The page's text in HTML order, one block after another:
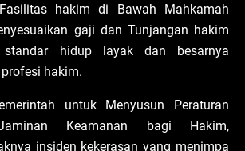
hakim di Bawah Mahkamah
gaji dan Tunjangan hakim
hidup layak dan besarnya
hakim.
untuk Menyusun Peraturan
Keamanan bagi Hakim,
insiden kekerasan yang menimpa